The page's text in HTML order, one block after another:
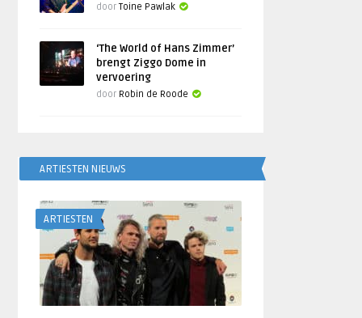
doorToine Pawlak
‘The World of Hans Zimmer’
brengt Ziggo Dome in
vervoering
door Robin de Roode
ARTIESTEN NIEUWS
ARTIESTEN